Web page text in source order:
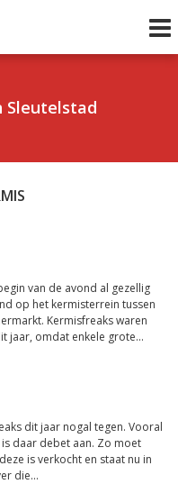
Sleutelstad
van de avond al gezellig
op het kermisterrein tussen
Kermisfreaks waren
jaar, omdat enkele grote...
dit jaar nogal tegen. Vooral
daar debet aan. Zo moet
is verkocht en staat nu in
die...